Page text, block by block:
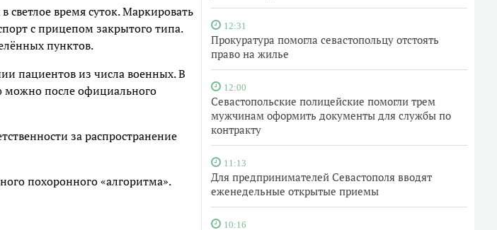
12:31
Прокуратура помогла севастопольцу отстоять
право на жилье
12:00
Севастопольские полицейские помогли трем
мужчинам оформить документы для службы по
контракту
11:13
Для предпринимателей Севастополя вводят
еженедельные открытые приемы
10:16
светлое время суток. Маркировать
с прицепом закрытого типа.
пунктов.
пациентов из числа военных. В
можно после официального
за распространение
похоронного «алгоритма».